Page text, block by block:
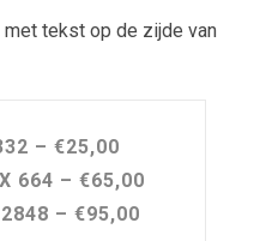
tekst op de zijde van
– €25,00
664 – €65,00
– €95,00